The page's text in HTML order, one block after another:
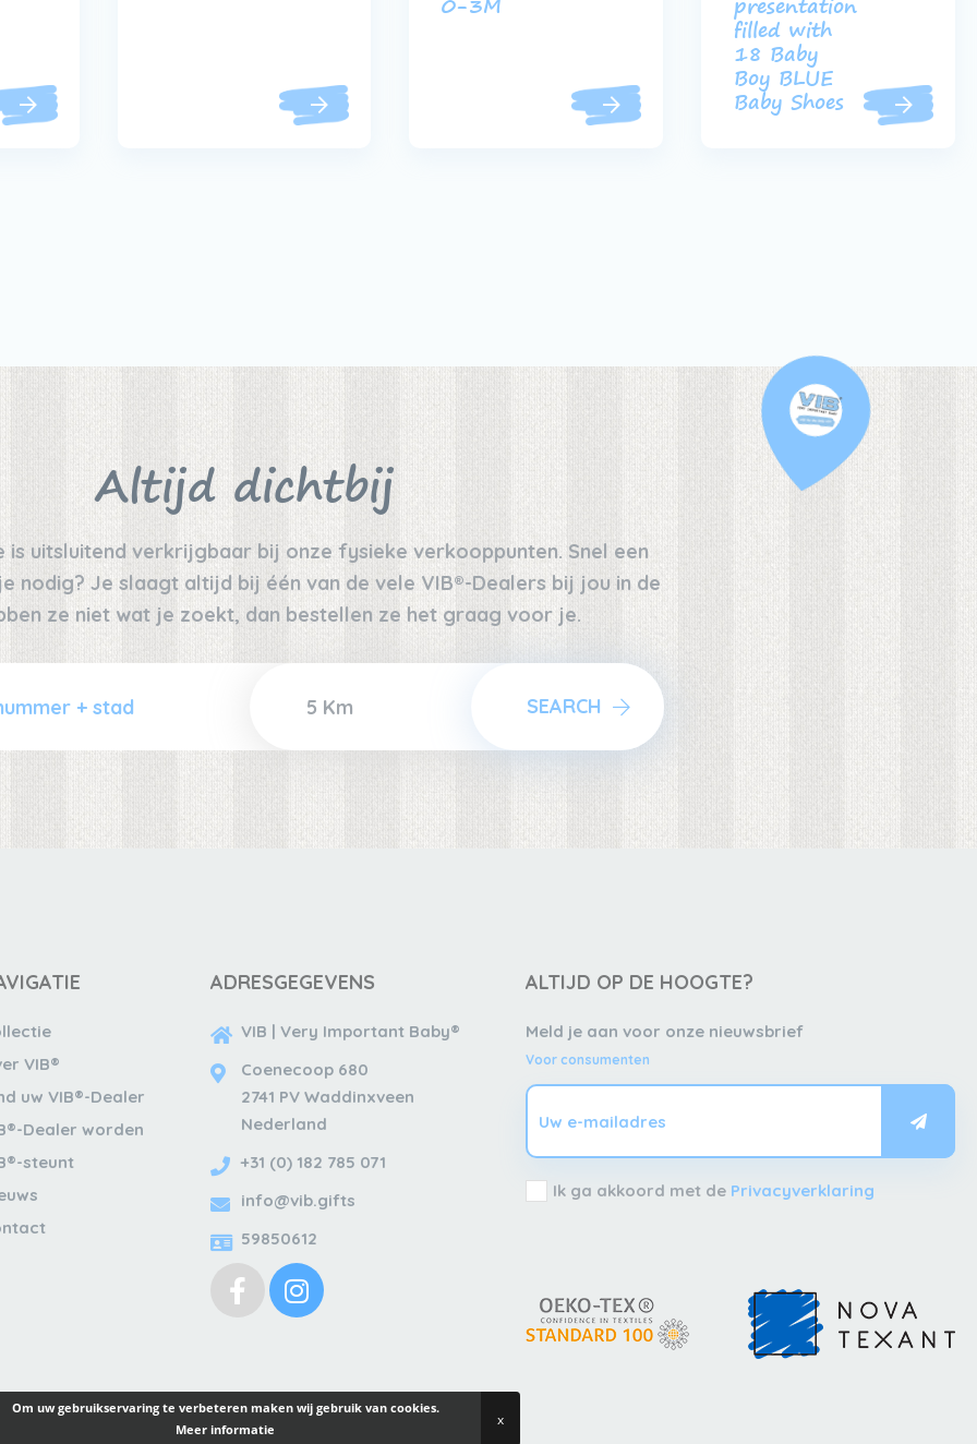
Om uw gebruikservaring te verbeteren maken wij gebruik van cookies.
Meer informatie
x
0-3M presentation
filled with
18 Baby
Boy BLUE
Baby Shoes
Altijd dichtbij
is uitsluitend verkrijgbaar bij onze fysieke verkooppunten. Snel een
nodig? Je slaagt altijd bij één van de vele VIB®-Dealers bij jou in de
ze niet wat je zoekt, dan bestellen ze het graag voor je.
SEARCH
VIB®
uw VIB®-Dealer
Dealer worden
steunt
ADRESGEGEVENS
VIB | Very Important Baby®
Coenecoop 680
2741 PV Waddinxveen
Nederland
+31 (0) 182 785 071
info@vib.gifts
59850612
ALTIJD OP DE HOOGTE?
Meld je aan voor onze nieuwsbrief
Voor consumenten
Ik ga akkoord met de Privacyverklaring